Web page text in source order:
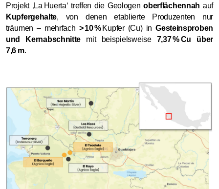
Projekt ‚La Huerta‘ treffen die Geologenoberflächennah auf
Kupfergehalte, von denen etablierte Produzenten nur
träumen – mehrfach > 10 %Kupfer (Cu) inGesteinsproben
und Kernabschnitte mit beispielsweise 7,37 % Cu über
7,6 m.